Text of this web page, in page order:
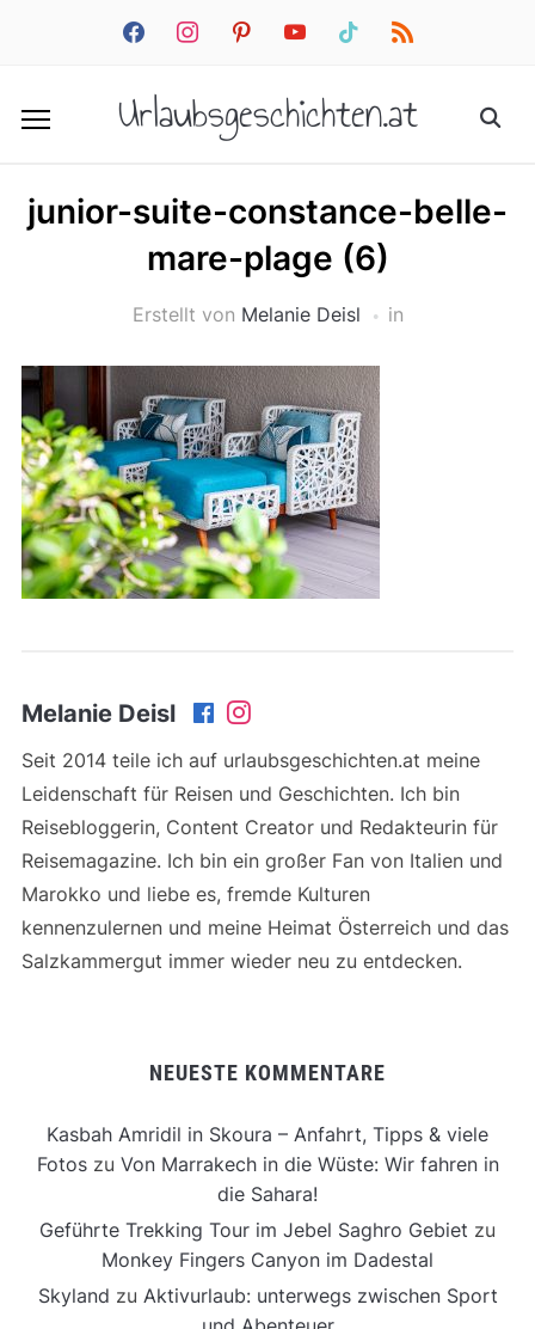
facebookinstagrampinterestyoutube tiktok rss
Urlaubsgeschichten.at
junior-suite-constance-belle-
mare-plage (6)
Erstellt von Melanie Deisl in
Melanie Deisl
Seit 2014 teile ich auf urlaubsgeschichten.at meine
Leidenschaft für Reisen und Geschichten. Ich bin
Reisebloggerin, Content Creator und Redakteurin für
Reisemagazine. Ich bin ein großer Fan von Italien und
Marokko und liebe es, fremde Kulturen
kennenzulernen und meine Heimat Österreich und das
Salzkammergut immer wieder neu zu entdecken.
NEUESTE KOMMENTARE
Kasbah Amridil in Skoura – Anfahrt, Tipps & viele
Fotoszu Von Marrakech in die Wüste: Wir fahren in
die Sahara!
Geführte Trekking Tour im Jebel Saghro Gebiet zu
Monkey Fingers Canyon im Dadestal
Skyland zu Aktivurlaub: unterwegs zwischen Sport